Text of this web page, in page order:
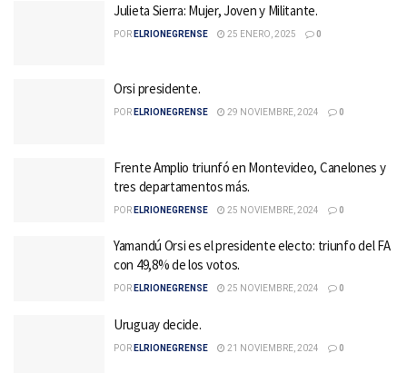
Julieta Sierra: Mujer, Joven y Militante.
POR ELRIONEGRENSE 25 ENERO, 2025 0
Orsi presidente.
POR ELRIONEGRENSE 29 NOVIEMBRE, 2024 0
Frente Amplio triunfó en Montevideo, Canelones y
tres departamentos más.
POR ELRIONEGRENSE 25 NOVIEMBRE, 2024 0
Yamandú Orsi es el presidente electo: triunfo del FA
con 49,8% de los votos.
POR ELRIONEGRENSE 25 NOVIEMBRE, 2024 0
Uruguay decide.
POR ELRIONEGRENSE 21 NOVIEMBRE, 2024 0